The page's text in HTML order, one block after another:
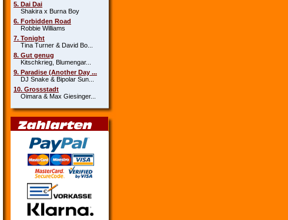
5. Dai Dai
Shakira x Burna Boy
6. Forbidden Road
Robbie Williams
7. Tonight
Tina Turner & David Bo...
8. Gut genug
Kitschkrieg, Blumengar...
9. Paradise (Another Day ...
DJ Snake & Bipolar Sun...
10. Grossstadt
Oimara & Max Giesinger...